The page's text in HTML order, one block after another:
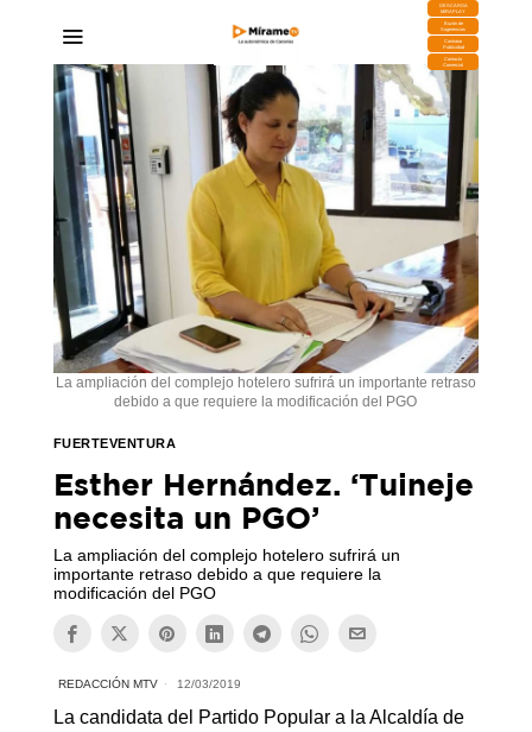
DESCARGA
MIRAPLAY
Buzón de
Sugerencias
Contratar
Publicidad
Contacto
Comercial
La ampliación del complejo hotelero sufrirá un importante retraso
debido a que requiere la modificación del PGO
FUERTEVENTURA
Esther Hernández. ‘Tuineje
necesita un PGO’
La ampliación del complejo hotelero sufrirá un
importante retraso debido a que requiere la
modificación del PGO
REDACCIÓN MTV 12/03/2019
La candidata del Partido Popular a la Alcaldía de